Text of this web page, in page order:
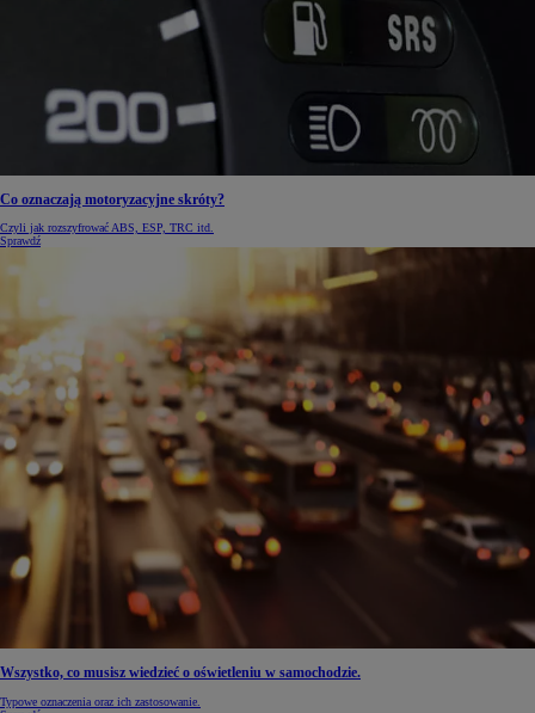
Co oznaczają motoryzacyjne skróty?
Czyli jak rozszyfrować ABS, ESP, TRC itd.
Sprawdź
Wszystko, co musisz wiedzieć o oświetleniu w samochodzie.
Typowe oznaczenia oraz ich zastosowanie.